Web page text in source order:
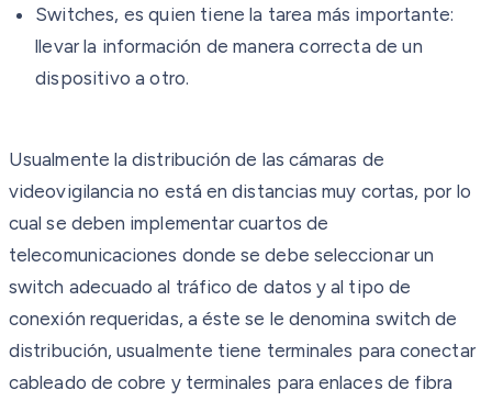
Switches, es quien tiene la tarea más importante:
llevar la información de manera correcta de un
dispositivo a otro.
Usualmente la distribución de las cámaras de
videovigilancia no está en distancias muy cortas, por lo
cual se deben implementar cuartos de
telecomunicaciones donde se debe seleccionar un
switch adecuado al tráfico de datos y al tipo de
conexión requeridas, a éste se le denomina switch de
distribución, usualmente tiene terminales para conectar
cableado de cobre y terminales para enlaces de fibra